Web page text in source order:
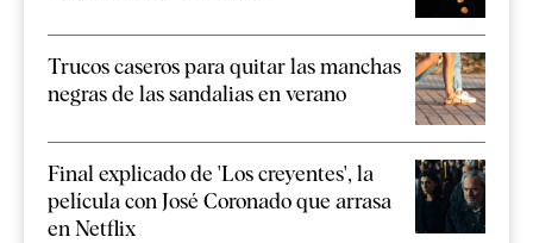
Trucos caseros para quitar las manchas
negras de las sandalias en verano
Final explicado de 'Los creyentes', la
película con José Coronado que arrasa
en Netflix